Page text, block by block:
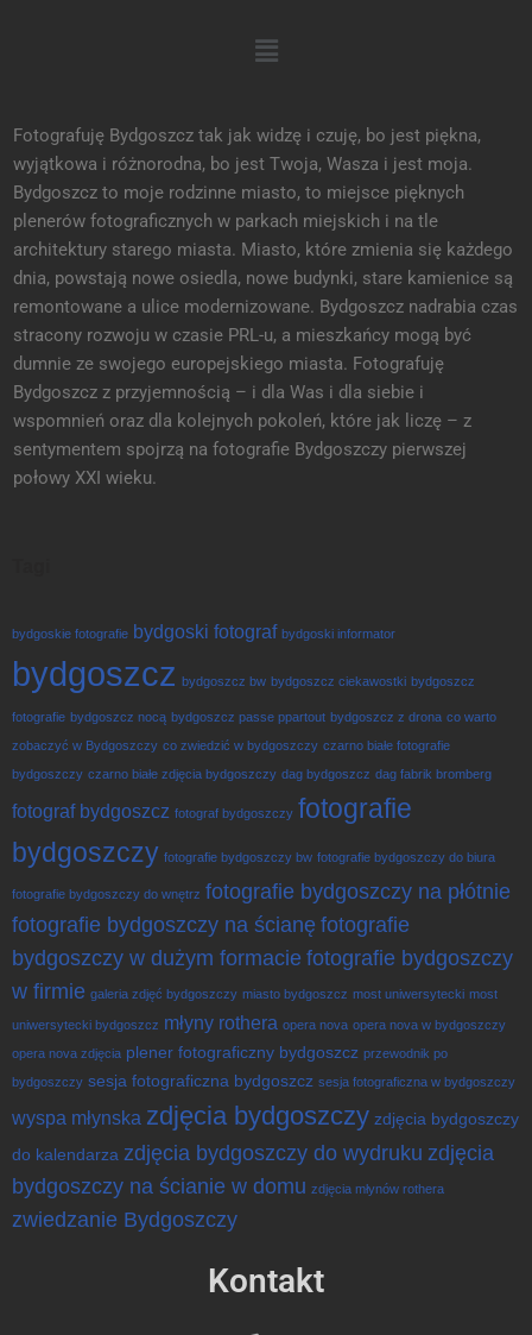
Fotografuję Bydgoszcz tak jak widzę i czuję, bo jest piękna,
wyjątkowa i różnorodna, bo jest Twoja, Wasza i jest moja.
Bydgoszcz to moje rodzinne miasto, to miejsce pięknych
plenerów fotograficznych w parkach miejskich i na tle
architektury starego miasta. Miasto, które zmienia się każdego
dnia, powstają nowe osiedla, nowe budynki, stare kamienice są
remontowane a ulice modernizowane. Bydgoszcz nadrabia czas
stracony rozwoju w czasie PRL-u, a mieszkańcy mogą być
dumnie ze swojego europejskiego miasta. Fotografuję
Bydgoszcz z przyjemnością – i dla Was i dla siebie i
wspomnień oraz dla kolejnych pokoleń, które jak liczę – z
sentymentem spojrzą na fotografie Bydgoszczy pierwszej
połowy XXI wieku.
bydgoskie fotografie bydgoski fotograf bydgoski informator
bydgoszcz bydgoszcz bw bydgoszcz ciekawostki bydgoszcz
fotografie bydgoszcz nocą bydgoszcz passe ppartout bydgoszcz z drona co warto
zobaczyć w Bydgoszczy co zwiedzić w bydgoszczy czarno białe fotografie
bydgoszczy czarno białe zdjęcia bydgoszczy dag bydgoszcz dag fabrik bromberg
fotograf bydgoszcz fotograf bydgoszczy fotografie
bydgoszczy fotografie bydgoszczy bw fotografie bydgoszczy do biura
fotografie bydgoszczy do wnętrz fotografie bydgoszczy na płótnie
fotografie bydgoszczy na ścianę fotografie
bydgoszczy w dużym formacie fotografie bydgoszczy
w firmie galeria zdjęć bydgoszczy miasto bydgoszcz most uniwersytecki most
uniwersytecki bydgoszcz młyny rothera opera nova opera nova w bydgoszczy
opera nova zdjęcia plener fotograficzny bydgoszcz przewodnik po
bydgoszczy sesja fotograficzna bydgoszcz sesja fotograficzna w bydgoszczy
wyspa młynska zdjęcia bydgoszczy zdjęcia bydgoszczy
do kalendarza zdjęcia bydgoszczy do wydruku zdjęcia
bydgoszczy na ścianie w domu zdjęcia młynów rothera
zwiedzanie Bydgoszczy
Kontakt